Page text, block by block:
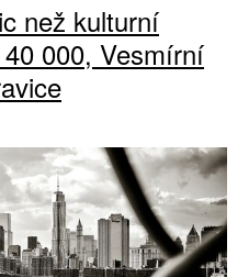
než kulturní
000, Vesmírní